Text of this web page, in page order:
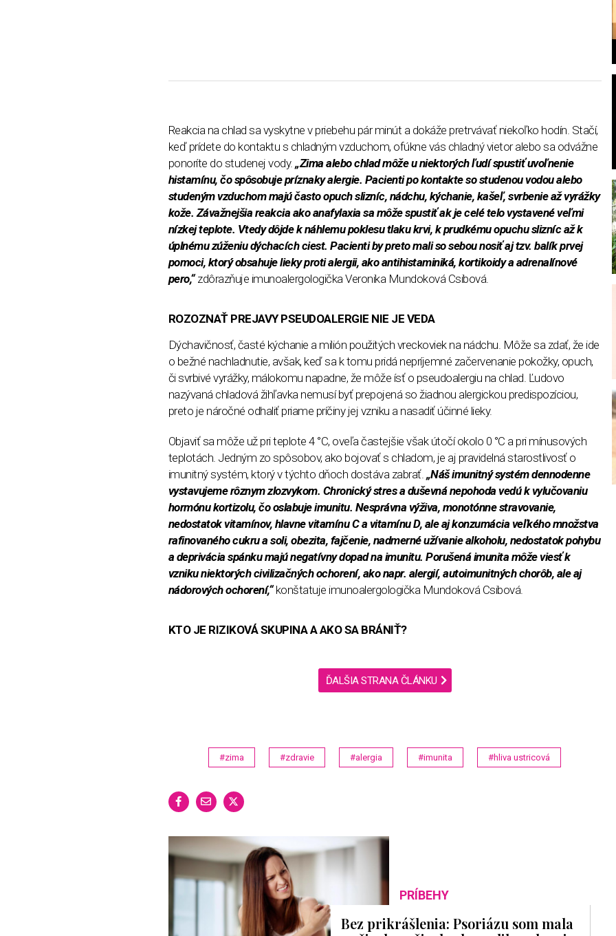
Reakcia na chlad sa vyskytne v priebehu pár minút a dokáže pretrvávať niekoľko hodín. Stačí,
keď prídete do kontaktu s chladným vzduchom, ofúkne vás chladný vietor alebo sa odvážne
ponoríte do studenej vody. „Zima alebo chlad môže u niektorých ľudí spustiť uvoľnenie
histamínu, čo spôsobuje príznaky alergie. Pacienti po kontakte so studenou vodou alebo
studeným vzduchom majú často opuch slizníc, nádchu, kýchanie, kašeľ, svrbenie až vyrážky
kože. Závažnejšia reakcia ako anafylaxia sa môže spustiť ak je celé telo vystavené veľmi
nízkej teplote. Vtedy dôjde k náhlemu poklesu tlaku krvi, k prudkému opuchu slizníc až k
úplnému zúženiu dýchacích ciest. Pacienti by preto mali so sebou nosiť aj tzv. balík prvej
pomoci, ktorý obsahuje lieky proti alergii, ako antihistaminiká, kortikoidy a adrenalínové
pero,“zdôrazňuje imunoalergologička Veronika Mundoková Csibová.
ROZOZNAŤ PREJAVY PSEUDOALERGIE NIE JE VEDA
Dýchavičnosť, časté kýchanie a milión použitých vreckoviek na nádchu. Môže sa zdať, že ide
o bežné nachladnutie, avšak, keď sa k tomu pridá nepríjemné začervenanie pokožky, opuch,
či svrbivé vyrážky, málokomu napadne, že môže ísť o pseudoalergiu na chlad. Ľudovo
nazývaná chladová žihľavka nemusí byť prepojená so žiadnou alergickou predispozíciou,
preto je náročné odhaliť priame príčiny jej vzniku a nasadiť účinné lieky.
Objaviť sa môže už pri teplote 4 °C, oveľa častejšie však útočí okolo 0 °C a pri mínusových
teplotách. Jedným zo spôsobov, ako bojovať s chladom, je aj pravidelná starostlivosť o
imunitný systém, ktorý v týchto dňoch dostáva zabrať. „Náš imunitný systém dennodenne
vystavujeme rôznym zlozvykom. Chronický stres a duševná nepohoda vedú k vylučovaniu
hormónu kortizolu, čo oslabuje imunitu. Nesprávna výživa, monotónne stravovanie,
nedostatok vitamínov, hlavne vitamínu C a vitamínu D, ale aj konzumácia veľkého množstva
rafinovaného cukru a soli, obezita, fajčenie, nadmerné užívanie alkoholu, nedostatok pohybu
a deprivácia spánku majú negatívny dopad na imunitu. Porušená imunita môže viesť k
vzniku niektorých civilizačných ochorení, ako napr. alergií, autoimunitných chorôb, ale aj
nádorových ochorení,“konštatuje imunoalergologička Mundoková Csibová.
KTO JE RIZIKOVÁ SKUPINA A AKO SA BRÁNIŤ?
ĎALŠIA STRANA ČLÁNKU
#zima #zdravie #alergia #imunita #hliva ustricová
PRÍBEHY
Bez prikrášlenia: Psoriázu som mala
s